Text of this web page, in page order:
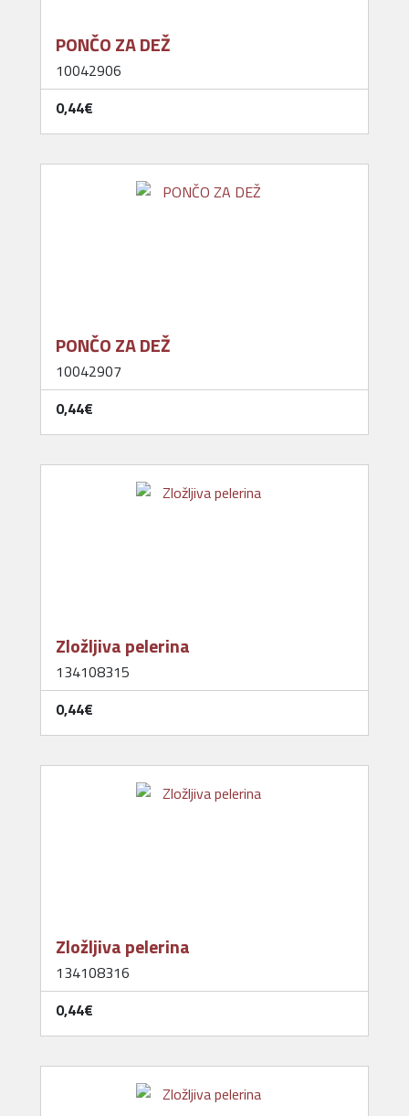
PONČO ZA DEŽ
10042906
0,44‎€
PONČO ZA DEŽ
10042907
0,44‎€
Zložljiva pelerina
134108315
0,44‎€
Zložljiva pelerina
134108316
0,44‎€